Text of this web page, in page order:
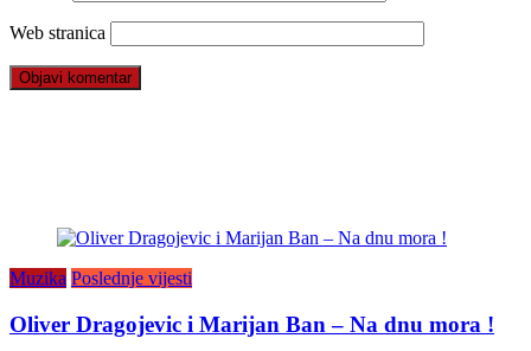
Web stranica
Muzika Poslednje vijesti
Oliver Dragojevic i Marijan Ban – Na dnu mora !